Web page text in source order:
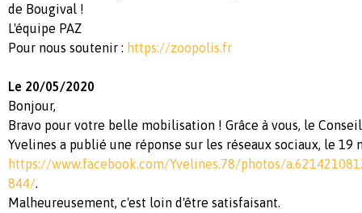
de Bougival !
L'équipe PAZ
Pour nous soutenir : https://zoopolis.fr
Le 20/05/2020
Bonjour,
Bravo pour votre belle mobilisation ! Grâce à vous, le
Yvelines a publié une réponse sur les réseaux sociaux, le 19
https://www.facebook.com/Yvelines.78/photos/
844/.
Malheureusement, c'est loin d'être satisfaisant.